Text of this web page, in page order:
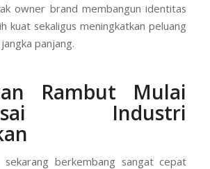
owner brand membangun identitas
kuat sekaligus meningkatkan peluang
panjang.
Rambut Mulai
Industri
sekarang berkembang sangat cepat